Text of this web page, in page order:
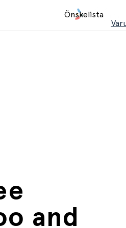
Önskelista
and